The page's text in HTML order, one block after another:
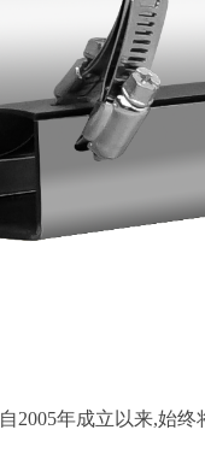
自2005年成立以来,始